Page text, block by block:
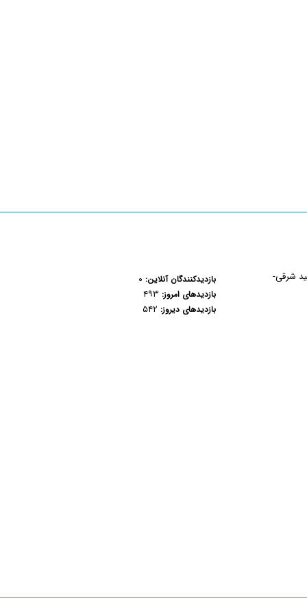
شرقی-
بازدیدکنندگان آنلاین: ۰
بازدیدهای امروز: ۴۹۳
بازدیدهای دیروز: ۵۴۲